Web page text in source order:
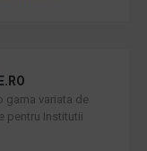
gama variata de
pentru Institutii